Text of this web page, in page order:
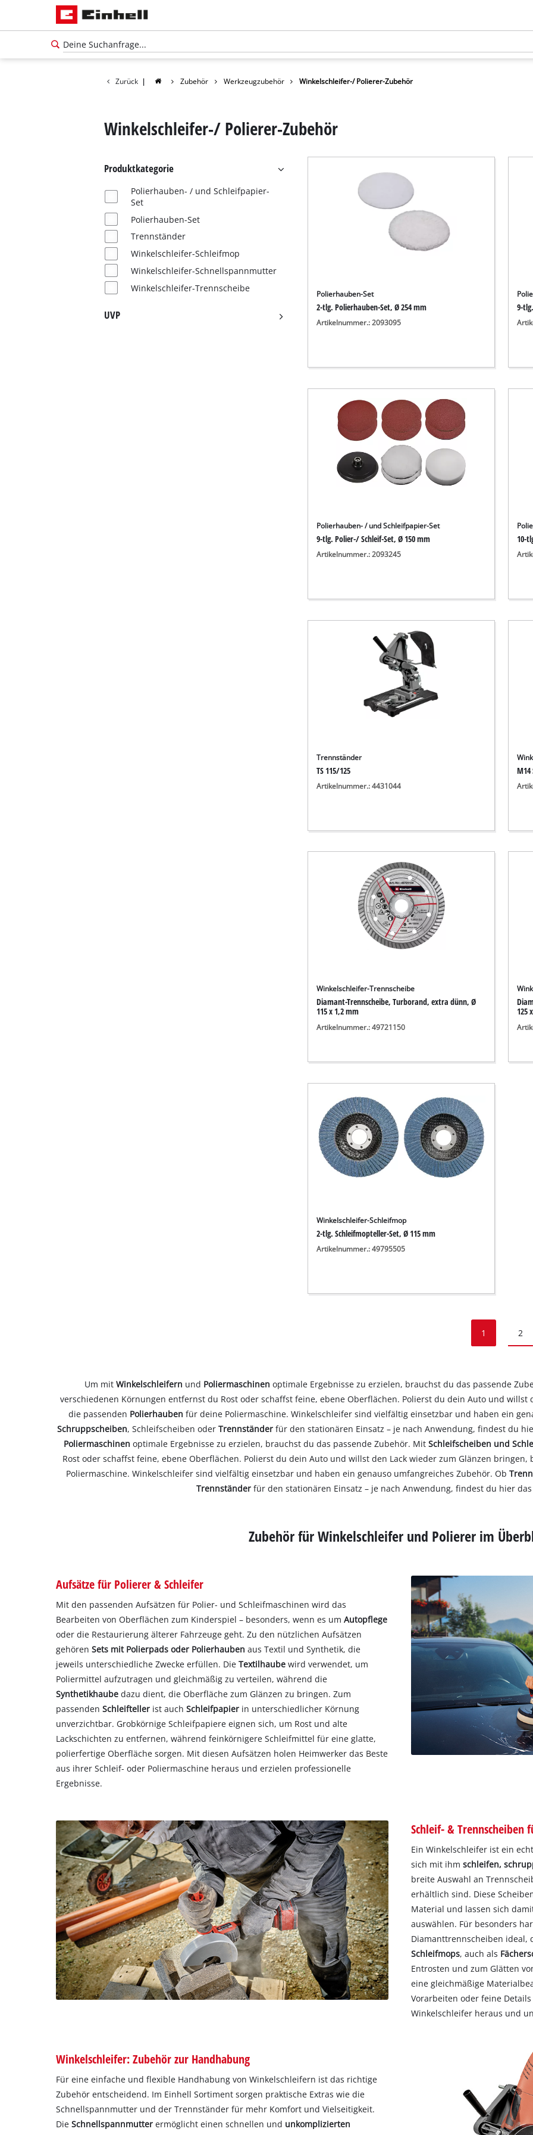
Zurück | Zubehör Werkzeugzubehör Winkelschleifer-/ Polierer-Zubehör
Winkelschleifer-/ Polierer-Zubehör
Produktkategorie
Polierhauben- / und Schleifpapier-
Set
Polierhauben-Set
Trennständer
Winkelschleifer-Schleifmop
Winkelschleifer-Schnellspannmutter
Winkelschleifer-Trennscheibe
UVP
Polierhauben-Set
2-tlg. Polierhauben-Set, Ø 254 mm
Artikelnummer.: 2093095
9-
Polierhauben- / und Schleifpapier-Set
9-tlg. Polier-/ Schleif-Set, Ø 150 mm
Artikelnummer.: 2093245
10-
Trennständer
TS 115/125
Artikelnummer.: 4431044
Winkelschleifer-Trennscheibe
Diamant-Trennscheibe, Turborand, extra dünn, Ø
115 x 1,2 mm
Artikelnummer.: 49721150
125
Winkelschleifer-Schleifmop
2-tlg. Schleifmopteller-Set, Ø 115 mm
Artikelnummer.: 49795505
1 2
Um mit Winkelschleifern und Poliermaschinen optimale Ergebnisse zu erzielen, brauchst du das passende
verschiedenen Körnungen entfernst du Rost oder schaffst feine, ebene Oberflächen. Polierst du dein Auto und
die passenden Polierhauben für deine Poliermaschine. Winkelschleifer sind vielfältig einsetzbar und haben ein
Schruppscheiben, Schleifscheiben oderTrennständerfür den stationären Einsatz – je nach Anwendung, findest du
Poliermaschinen optimale Ergebnisse zu erzielen, brauchst du das passende Zubehör. Mit Schleifscheiben und
Rost oder schaffst feine, ebene Oberflächen. Polierst du dein Auto und willst den Lack wieder zum Glänzen bringen,
Poliermaschine. Winkelschleifer sind vielfältig einsetzbar und haben ein genauso umfangreiches Zubehör. Ob
Trennständer für den stationären Einsatz – je nach Anwendung, findest du hier
Zubehör für Winkelschleifer und Polierer im
Aufsätze für Polierer & Schleifer
Mit den passenden Aufsätzen für Polier- und Schleifmaschinen wird das
Bearbeiten von Oberflächen zum Kinderspiel – besonders, wenn es umAutopflege
oder die Restaurierung älterer Fahrzeuge geht. Zu den nützlichen Aufsätzen
gehörenSets mit Polierpads oder Polierhauben aus Textil und Synthetik, die
jeweils unterschiedliche Zwecke erfüllen. DieTextilhaubewird verwendet, um
Poliermittel aufzutragen und gleichmäßig zu verteilen, während die
Synthetikhaubedazu dient, die Oberfläche zum Glänzen zu bringen. Zum
passendenSchleifteller ist auchSchleifpapier in unterschiedlicher Körnung
unverzichtbar. Grobkörnige Schleifpapiere eignen sich, um Rost und alte
Lackschichten zu entfernen, während feinkörnigere Schleifmittel für eine glatte,
polierfertige Oberfläche sorgen. Mit diesen Aufsätzen holen Heimwerker das Beste
aus ihrer Schleif- oder Poliermaschine heraus und erzielen professionelle
Ergebnisse.
Schleif- & Trennscheiben
Ein Winkelschleifer ist ein
sich mit ihm schleifen,
breite Auswahl an
erhältlich sind. Diese
Material und lassen sich
auswählen. Für besonders
Diamanttrennscheiben ideal,
Schleifmops, auch als
Entrosten und zum Glätten
eine gleichmäßige
Vorarbeiten oder feine
Winkelschleifer heraus und
Winkelschleifer: Zubehör zur Handhabung
Für eine einfache und flexible Handhabung von Winkelschleifern ist das richtige
Zubehör entscheidend. Im Einhell Sortiment sorgen praktische Extras wie die
Schnellspannmutter und der Trennständer für mehr Komfort und Vielseitigkeit.
DieSchnellspannmutterermöglicht einen schnellen und unkomplizierten